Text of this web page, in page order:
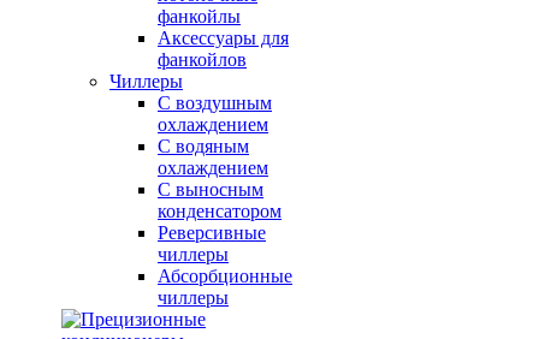
фанкойлы
Аксессуары для
фанкойлов
Чиллеры
С воздушным
охлаждением
С водяным
охлаждением
С выносным
конденсатором
Реверсивные
чиллеры
Абсорбционные
чиллеры